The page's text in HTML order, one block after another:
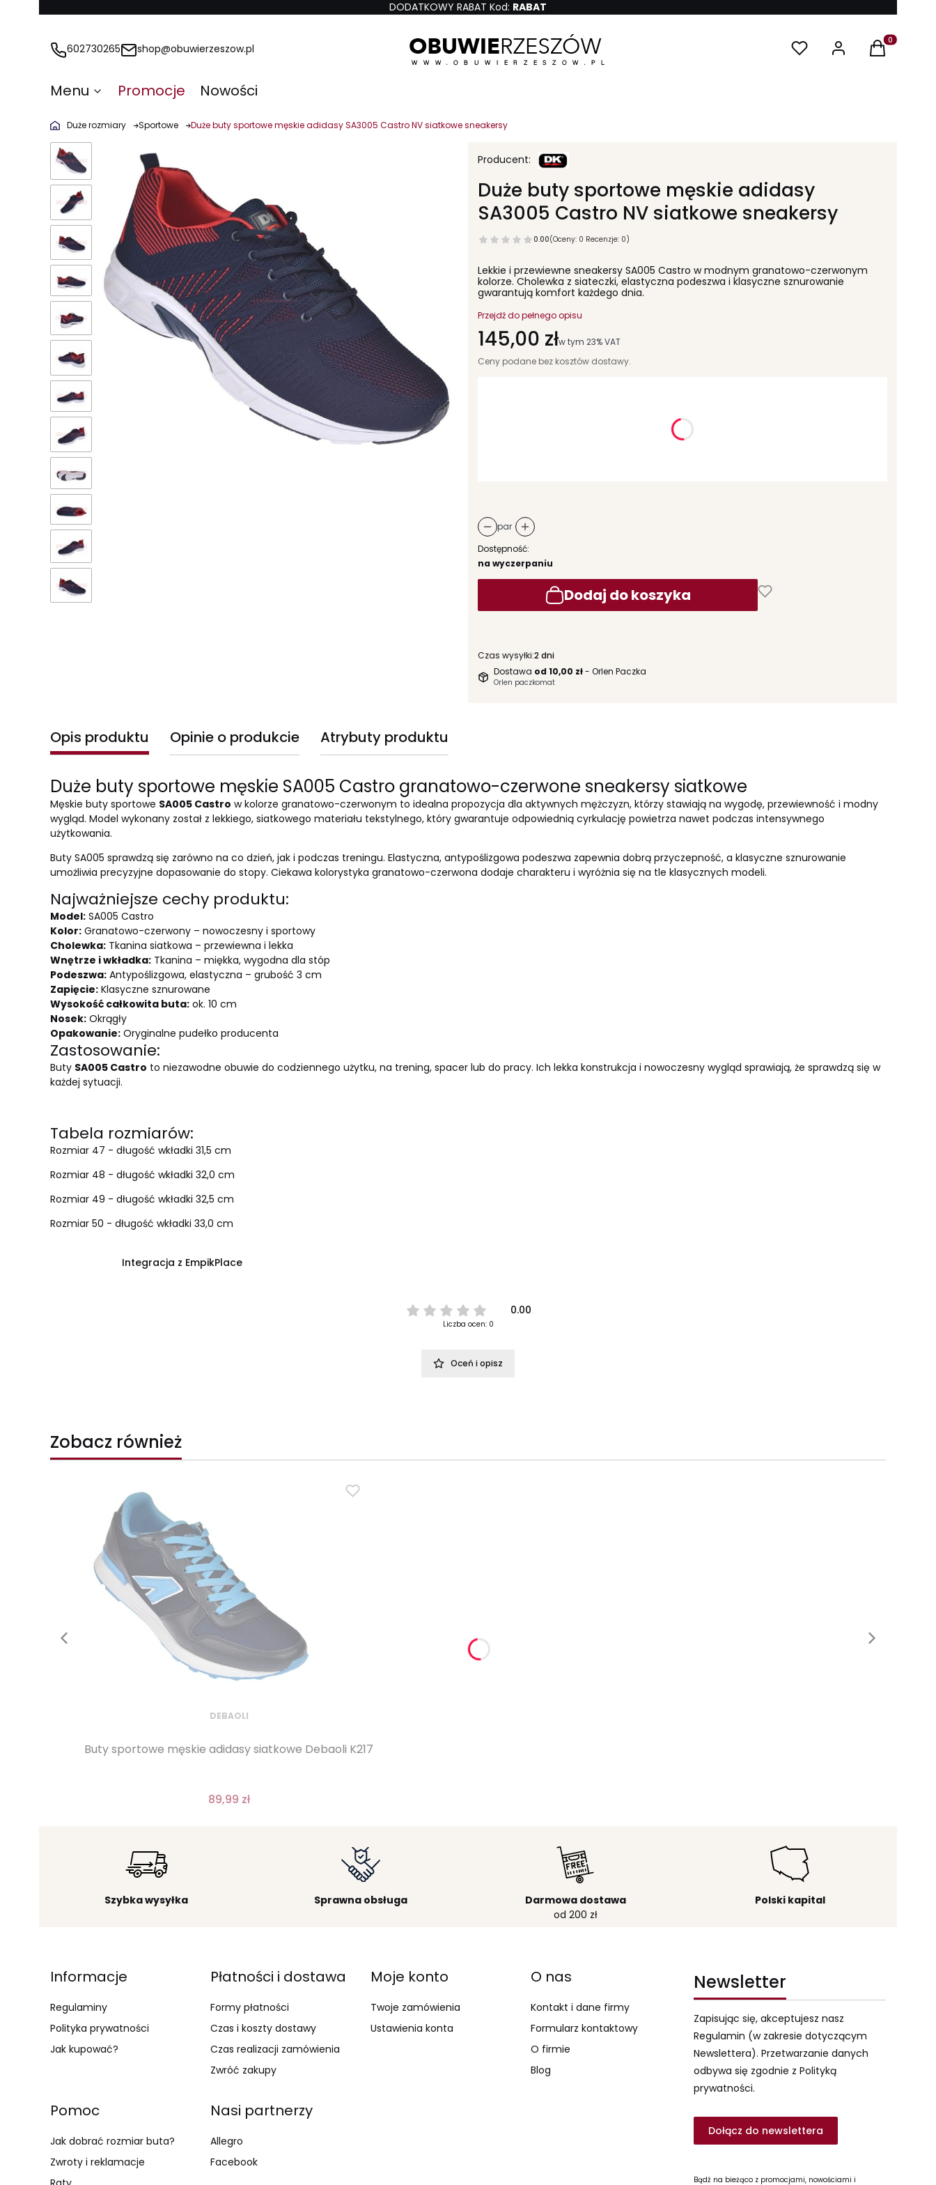
DODATKOWY RABAT Kod: RABAT
602730265 shop@obuwierzeszow.pl Produkty w
Menu Promocje Nowości
Duże rozmiary Sportowe Duże buty sportowe męskie adidasy SA3005 Castro NV siatkowe sneakersy
Duże buty sportowe męskie adidasy
SA3005 Castro NV siatkowe sneakersy
0.00(Oceny: 0 Recenzje: 0)
Lekkie i przewiewne sneakersy SA005 Castro w modnym granatowo-czerwonym
kolorze. Cholewka z siateczki, elastyczna podeszwa i klasyczne sznurowanie
gwarantują komfort każdego dnia.
Przejdź do pełnego opisu
Cena
145,00 złw tym 23% VAT
w tym 23%VAT
Ceny podane bez kosztów dostawy.
par
Dostępność:
na wyczerpaniu
Dodaj do koszyka
Czas wysyłki:2 dni
Dostawa od 10,00 zł- Orlen Paczka
Orlen paczkomat
Opis produktu Opinie o produkcie Atrybuty produktu
Duże buty sportowe męskie SA005 Castro granatowo-czerwone sneakersy siatkowe
Męskie buty sportowe SA005 Castro w kolorze granatowo-czerwonym to idealna propozycja dla aktywnych mężczyzn, którzy stawiają na wygodę, przewiewność i modny
wygląd. Model wykonany został z lekkiego, siatkowego materiału tekstylnego, który gwarantuje odpowiednią cyrkulację powietrza nawet podczas intensywnego
użytkowania.
Buty SA005 sprawdzą się zarówno na co dzień, jak i podczas treningu. Elastyczna, antypoślizgowa podeszwa zapewnia dobrą przyczepność, a klasyczne sznurowanie
umożliwia precyzyjne dopasowanie do stopy. Ciekawa kolorystyka granatowo-czerwona dodaje charakteru i wyróżnia się na tle klasycznych modeli.
Najważniejsze cechy produktu:
Model: SA005 Castro
Kolor: Granatowo-czerwony – nowoczesny i sportowy
Cholewka: Tkanina siatkowa – przewiewna i lekka
Wnętrze i wkładka: Tkanina – miękka, wygodna dla stóp
Podeszwa: Antypoślizgowa, elastyczna – grubość 3 cm
Zapięcie: Klasyczne sznurowane
Wysokość całkowita buta: ok. 10 cm
Nosek: Okrągły
Opakowanie: Oryginalne pudełko producenta
Zastosowanie:
Buty SA005 Castro to niezawodne obuwie do codziennego użytku, na trening, spacer lub do pracy. Ich lekka konstrukcja i nowoczesny wygląd sprawiają, że sprawdzą się w
każdej sytuacji.
Tabela rozmiarów:
Rozmiar 47 - długość wkładki 31,5 cm
Rozmiar 48 - długość wkładki 32,0 cm
Rozmiar 49 - długość wkładki 32,5 cm
Rozmiar 50 - długość wkładki 33,0 cm
Integracja z EmpikPlace
0.00
Liczba ocen: 0
Oceń i opisz
Zobacz również
DEBAOLI
Buty sportowe męskie adidasy siatkowe Debaoli K217
89,99 zł
Szybka wysyłka Sprawna obsługa
Darmowa dostawa
od 200 zł
Polski kapital
Linki w stopce
Informacje
Regulaminy
Polityka prywatności
Jak kupować?
Płatności i dostawa
Formy płatności
Czas i koszty dostawy
Czas realizacji zamówienia
Zwróć zakupy
Moje konto
Twoje zamówienia
Ustawienia konta
O nas
Kontakt i dane firmy
Formularz kontaktowy
O firmie
Blog
Pomoc
Jak dobrać rozmiar buta?
Zwroty i reklamacje
Nasi partnerzy
Allegro
Facebook
Newsletter
Bądź na bieżąco z promocjami, nowościami i
Dołącz do newslettera
Zapisując się, akceptujesz nasz
Regulamin (w zakresie dotyczącym
Newslettera). Przetwarzanie danych
odbywa się zgodnie z Polityką
prywatności.